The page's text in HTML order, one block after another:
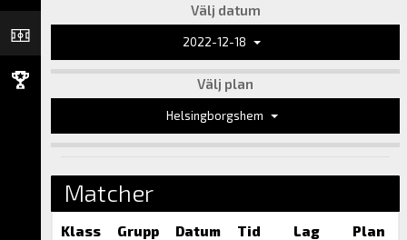
Välj datum
2022-12-18
Välj plan
Helsingborgshem
Matcher
Klass Grupp Datum Tid Lag Plan